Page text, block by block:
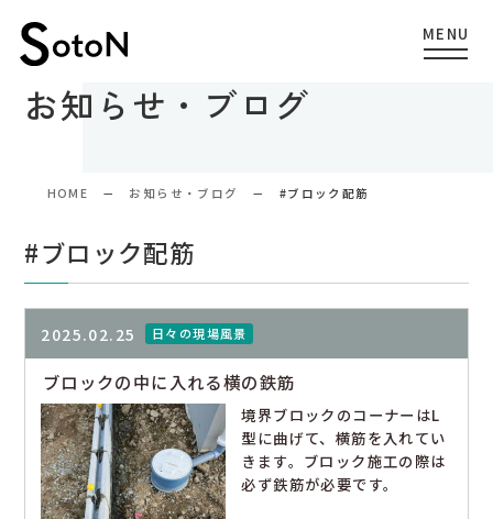
お知らせ・ブログ
HOME お知らせ・ブログ #ブロック配筋
#ブロック配筋
2025.02.25 日々の現場風景
ブロックの中に入れる横の鉄筋
境界ブロックのコーナーはL
型に曲げて、横筋を入れてい
きます。ブロック施工の際は
必ず鉄筋が必要です。